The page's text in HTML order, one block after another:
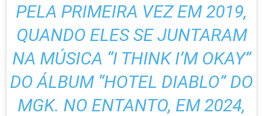
PELA PRIMEIRA VEZ EM 2019,
QUANDO ELES SE JUNTARAM
NA MÚSICA “I THINK I’M OKAY”
DO ÁLBUM “HOTEL DIABLO” DO
MGK. NO ENTANTO, EM 2024,